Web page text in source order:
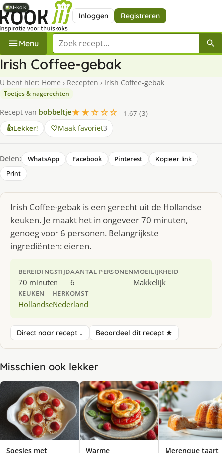
Inloggen Registreren
Menu Zoek een recept
Irish Coffee-gebak
U bent hier: Home › Recepten › Irish Coffee-gebak
Toetjes & nagerechten
Recept van bobbeltje★★☆☆☆
1.67 (3)
👍Lekker! Maak favoriet3
Delen: WhatsApp Facebook Pinterest
Kopieer link
Print
Irish Coffee-gebak is een gerecht uit de Hollandse
keuken. Je maakt het in ongeveer 70 minuten,
genoeg voor 6 personen. Belangrijkste
ingrediënten: eieren.
BEREIDINGSTIJD
70 minuten
AANTAL PERSONEN
6
MOEILIJKHEID
Makkelijk
KEUKEN
Hollandse
HERKOMST
Nederland
Direct naar recept ↓ Beoordeel dit recept ★
Misschien ook lekker
Soesjes met
AI-kok
Warme
AI-kok
Merenque taart
AI-kok
AI-kok
AI-kok